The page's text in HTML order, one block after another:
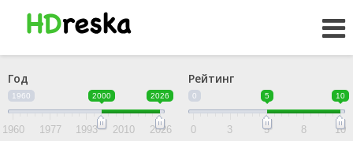
Год
1960 2000 2026
1960 1977 1993 2010 2026
Рейтинг
0 5 10
0 3 5 8 10